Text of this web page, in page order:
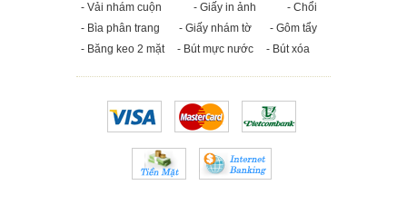
- Vải nhám cuộn
- Giấy in ảnh
- Chổi
- Bìa phân trang
- Giấy nhám tờ
- Gôm tẩy
- Băng keo 2 mặt
- Bút mực nước - Bút xóa